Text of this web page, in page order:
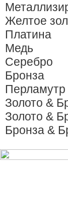
Желтое
Платина
Медь
Серебро
Бронза
Перламутр
Золото &
Золото &
Бронза &